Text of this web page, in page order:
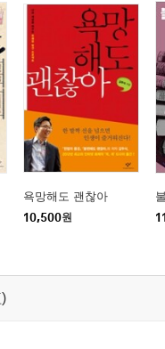
욕망해도 괜찮아
10,500원